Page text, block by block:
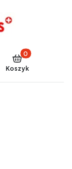
Produkty w
Koszyk